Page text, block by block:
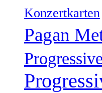
Konzertkarten
Pagan